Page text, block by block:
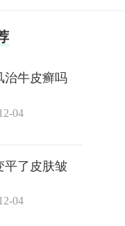
治牛皮癣吗
04
平了皮肤皱
04